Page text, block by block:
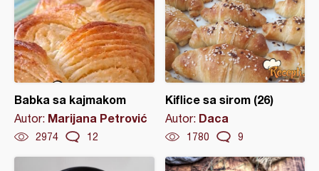
Babka sa kajmakom
Autor: Marijana Petrović
2974 12
Kiflice sa sirom (26)
Autor: Daca
1780 9